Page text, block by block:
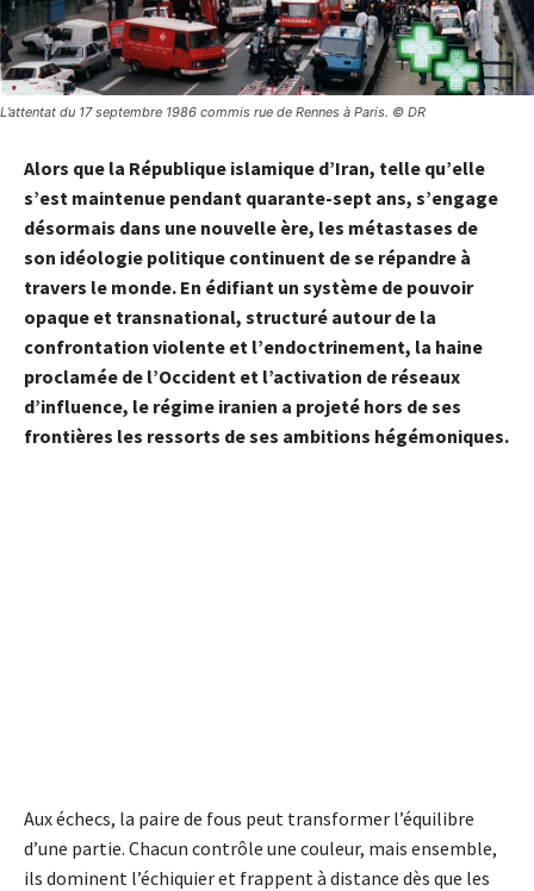
L’attentat du 17 septembre 1986 commis rue de Rennes à Paris. © DR
Alors que la République islamique d’Iran, telle qu’elle
s’est maintenue pendant quarante-sept ans, s’engage
désormais dans une nouvelle ère, les métastases de
son idéologie politique continuent de se répandre à
travers le monde. En édifiant un système de pouvoir
opaque et transnational, structuré autour de la
confrontation violente et l’endoctrinement, la haine
proclamée de l’Occident et l’activation de réseaux
d’influence, le régime iranien a projeté hors de ses
frontières les ressorts de ses ambitions hégémoniques.
Aux échecs, la paire de fous peut transformer l’équilibre
d’une partie. Chacun contrôle une couleur, mais ensemble,
ils dominent l’échiquier et frappent à distance dès que les